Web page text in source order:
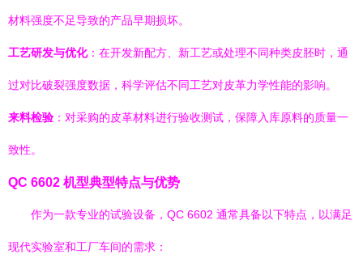
材料强度不足导致的产品早期损坏。
工艺研发与优化：在开发新配方、新工艺或处理不同种类皮胚时，通
过对比破裂强度数据，科学评估不同工艺对皮革力学性能的影响。
来料检验 ：对采购的皮革材料进行验收测试，保障入库原料的质量一
致性。
QC 6602 机型典型特点与优势
作为一款专业的试验设备，QC 6602 通常具备以下特点，以满足
现代实验室和工厂车间的需求：